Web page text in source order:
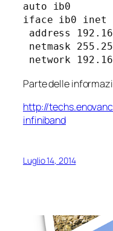
auto ib0
iface ib0 inet
address
netmask
network
Parte delle
http://
infiniband
Luglio 14, 2014